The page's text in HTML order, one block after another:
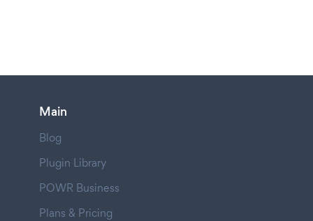
Main
Blog
Plugin Library
POWR Business
Plans & Pricing